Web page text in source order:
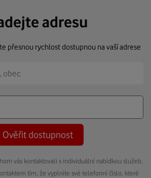
adresu
přesnou rychlost dostupnou na vaší adrese
Ověřit dostupnost
vás kontaktovali s individuální nabídkou služeb,
tím, že vyplníte své telefonní číslo, které